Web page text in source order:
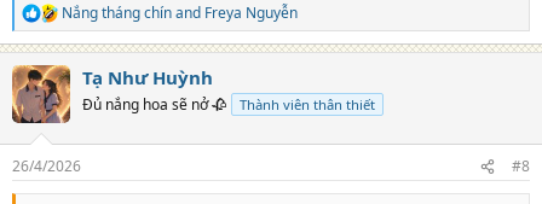
R
e
a
c
t
i
s
:
Nắng tháng chínand Freya Nguyễn
Tạ Như Huỳnh
Đủ nắng hoa sẽ nở 🥀 Thành viên thân thiết
26/4/2026 #8